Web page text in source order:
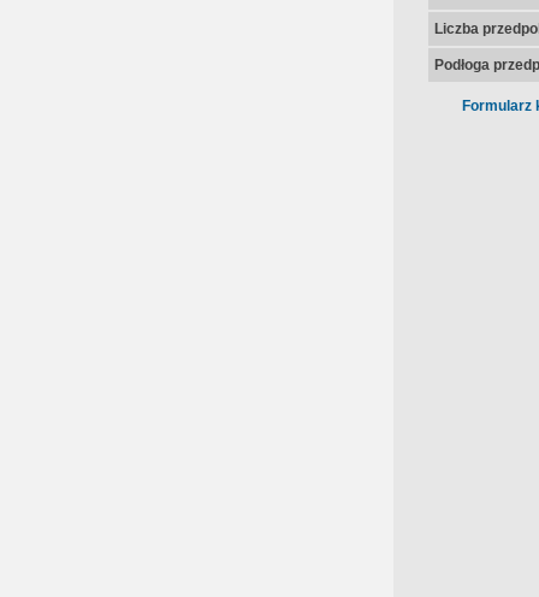
Liczba
Podłoga
Formularz